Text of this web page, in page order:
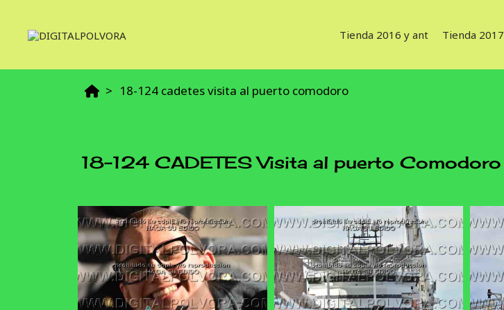
Tienda 2016 y ant Tienda 2017
18-124 cadetes visita al puerto comodoro
18-124 CADETES Visita al puerto Comodoro